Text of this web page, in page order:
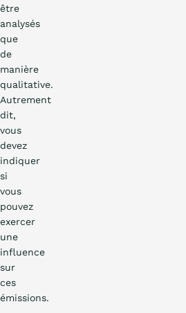
être
analysés
que
de
manière
qualitative.
Autrement
dit,
vous
devez
indiquer
si
vous
pouvez
exercer
une
influence
sur
ces
émissions.